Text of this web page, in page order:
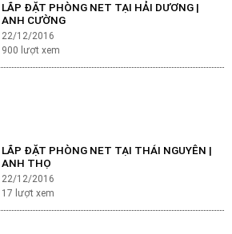
LẮP ĐẶT PHÒNG NET TẠI HẢI DƯƠNG |
ANH CƯỜNG
22/12/2016
900 lượt xem
LẮP ĐẶT PHÒNG NET TẠI THÁI NGUYÊN |
ANH THỌ
22/12/2016
17 lượt xem